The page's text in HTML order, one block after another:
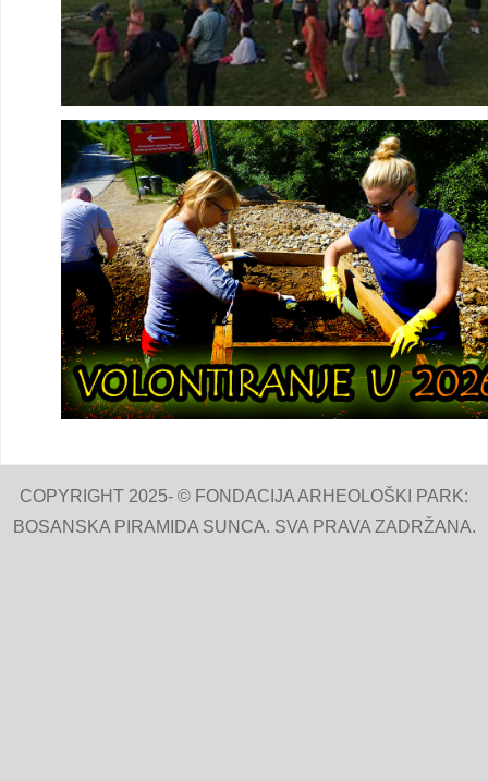
COPYRIGHT 2025- © FONDACIJA ARHEOLOŠKI PARK:
BOSANSKA PIRAMIDA SUNCA. SVA PRAVA ZADRŽANA.